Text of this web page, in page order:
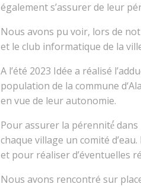
également s’assurer de leur
Nous avons pu voir, lors de
et le club informatique de la
A l’été 2023 Idée a réalisé
population de la commune
en vue de leur autonomie.
Pour assurer la pérennité́
chaque village un comité
et pour réaliser d’éventuelles
Nous avons rencontré sur